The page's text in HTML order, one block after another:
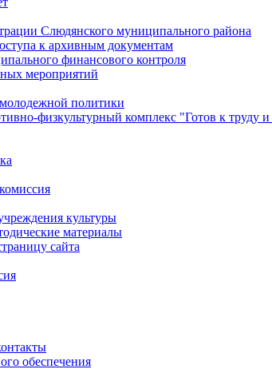
Слюдянского муниципального района
к архивным документам
финансового контроля
мероприятий
политики
физкультурный комплекс "Готов к труду
культуры
материалы
сайта
обеспечения